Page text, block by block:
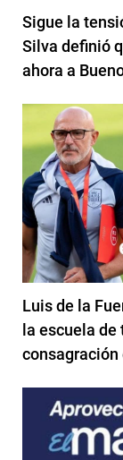
Sigue la
Silva definió
ahora a
Luis de la
la escuela
consagración